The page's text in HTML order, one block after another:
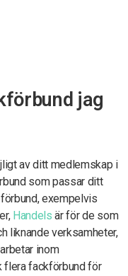
jag
av ditt medlemskap i
som passar ditt
exempelvis
Handels är för de som
liknande verksamheter,
inom
flera fackförbund för